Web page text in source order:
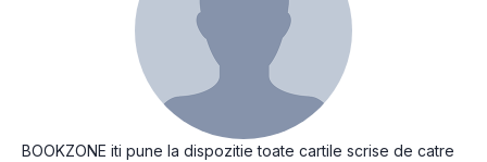
BOOKZONE iti pune la dispozitie toate cartile scrise de catre